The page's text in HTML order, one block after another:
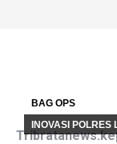
BAG OPS
INOVASI POLRES